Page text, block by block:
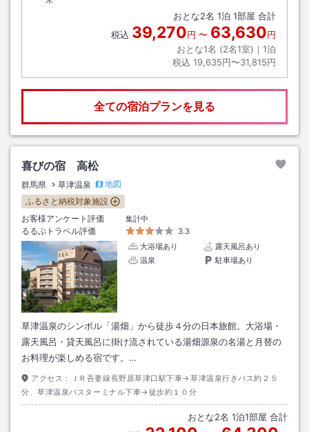
おとな2名 1泊 1部屋 合計
税込 39,270円 〜 63,630円
おとな1名 (2名1室)｜ 1泊
税込 19,635円〜31,815円
全ての宿泊プランを見る
喜びの宿 高松
群馬県 草津温泉
地図
ふるさと納税対象施設
お客様アンケート評価
集計中
るるぶトラベル評価
3.3
大浴場あり
露天風呂あり
温泉
駐車場あり
草津温泉のシンボル「湯畑」から徒歩４分の日本旅館。大浴場・
露天風呂・貸天風呂に掛け流されている湯畑源泉の名湯と月替の
お料理が楽しめる宿です。…
アクセス：
ＪＲ吾妻線長野原草津口駅下車→草津温泉行きバス約２５
分、草津温泉バスターミナル下車→徒歩約１０分
おとな2名 1泊1部屋 合計